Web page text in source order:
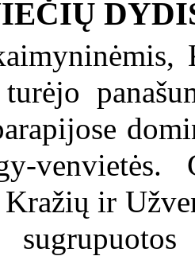
venvietės.
ir